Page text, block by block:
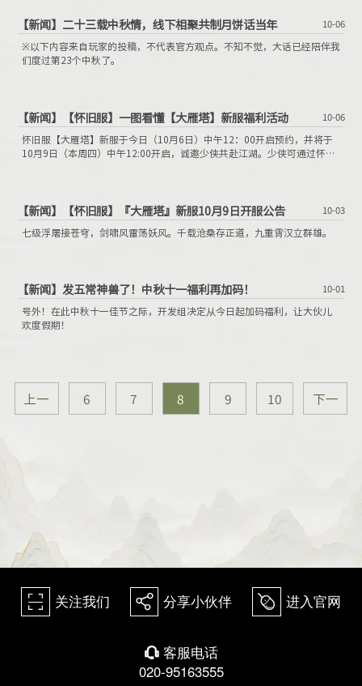
【新闻】 二十三载中秋情，线下相聚共制月饼话当年 10-06
※以下内容来自玩家的投稿，不代表官方观点。不知不觉，大话已经陪伴我
们度过第23个中秋了。
【新闻】 【怀旧服】一图看懂【大雁塔】新服福利活动 10-06
怀旧服【大雁塔】新服于今日（10月6日）中午12：00开启预约，并将于
10月9日（本周四）中午12:00开启，诚邀少侠共赴江湖。少侠可通过怀旧
【新闻】 【怀旧服】『大雁塔』新服10月9日开服公告 10-03
七级浮屠接苍穹，剑啸风雷荡妖风。千载沧桑存正道，九重霄汉立群雄。
【新闻】 发五常神兽了！中秋十一福利再加码！ 10-01
号外！在此中秋十一佳节之际，开发组决定从今日起加码福利，让大伙儿
欢度假期！
上一
6 7 8 9 10
下一
򰀁 关注我们 򰀂 分享小伙伴 򰀄 进入官网
򰀃 客服电话
020-95163555